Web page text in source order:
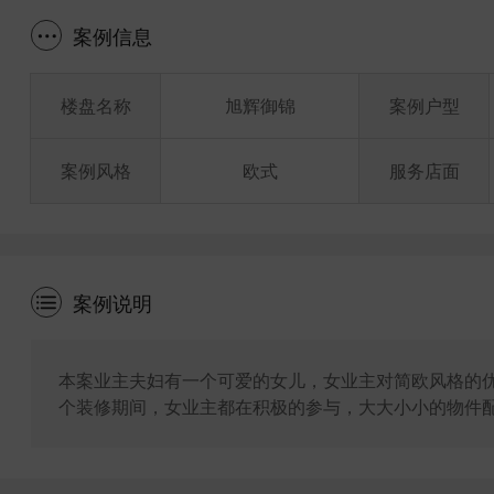
案例信息
楼盘名称
案例风格
旭辉御锦
欧式
案例户型
服务店面
案例说明
本案业主夫妇有一个可爱的女儿，女业主对简欧风格
个装修期间，女业主都在积极的参与，大大小小的物